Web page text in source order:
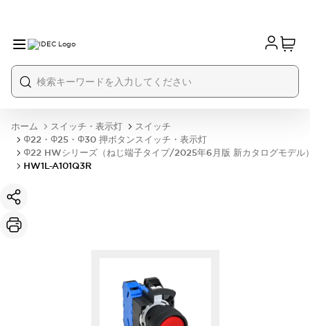
ホーム スイッチ・表示灯
スイッチ
Φ22・Φ25・Φ30 押ボタンスイッチ・表示灯
Φ22 HWシリーズ（ねじ端子タイプ/2025年6月版 新カタログモデル
HW1L-A101Q3R